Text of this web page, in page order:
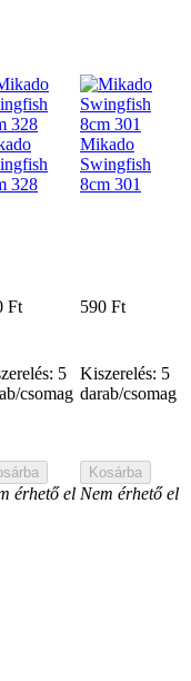
328
Mikado
Swingfish
8cm 301
Ft 590 Ft
5
csomag
Kiszerelés: 5
darab/csomag
érhető el
Kosárba
Nem érhető el